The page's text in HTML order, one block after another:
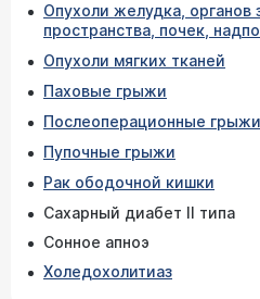
Опухоли желудка, органов
пространства, почек,
Опухоли мягких тканей
Паховые грыжи
Послеоперационные грыжи
Пупочные грыжи
Рак ободочной кишки
Сахарный диабет II типа
Сонное апноэ
Холедохолитиаз